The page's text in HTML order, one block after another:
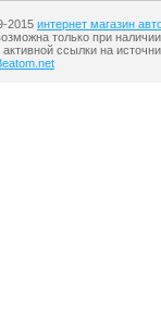
2015 интернет магазин
только при наличии
ссылки на